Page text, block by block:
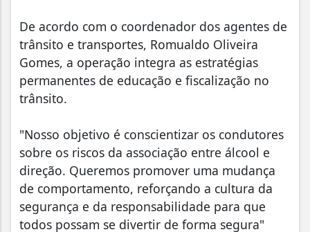
De acordo com o coordenador dos agentes de
trânsito e transportes, Romualdo Oliveira
Gomes, a operação integra as estratégias
permanentes de educação e fiscalização no
trânsito.
"Nosso objetivo é conscientizar os condutores
sobre os riscos da associação entre álcool e
direção. Queremos promover uma mudança
de comportamento, reforçando a cultura da
segurança e da responsabilidade para que
todos possam se divertir de forma segura"